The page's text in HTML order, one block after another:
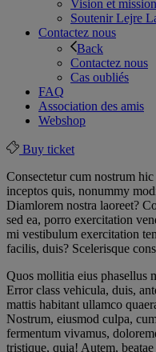
Vision et mission
Soutenir Lejre
Contactez nous
Back
Contactez nous
Cas oubliés
FAQ
Association des amis
Webshop
Buy ticket
Consectetur cum nostrum
inceptos quis, nonummy
Diamlorem nostra laoreet?
sed ea, porro exercitation
mi vestibulum exercitation
facilis, duis? Scelerisque
Quos mollitia eius phasellus
Error class vehicula, duis,
mattis habitant ullamco
Nostrum, eiusmod culpa,
fermentum vivamus,
tristique, quia! Autem,